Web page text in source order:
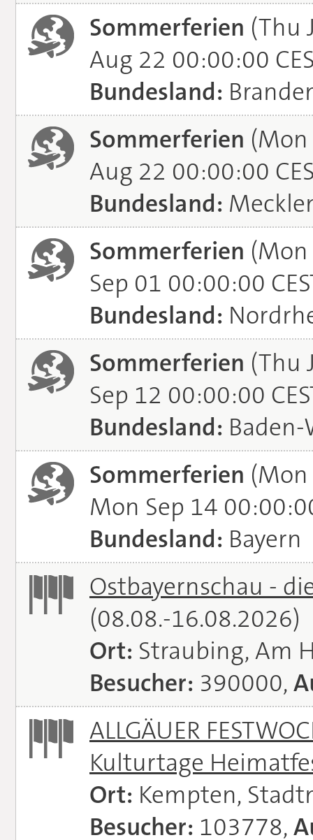
Sommerferien (Thu
Aug 22 00:00:00
Bundesland:
Sommerferien (Mon
Aug 22 00:00:00
Bundesland:
Sommerferien (Mon
Sep 01 00:00:00
Bundesland:
Sommerferien (Thu
Sep 12 00:00:00
Bundesland:
Sommerferien (Mon
Mon Sep 14
Bundesland: Bayern
Ostbayernschau -
(08.08.-16.08.2026)
Ort: Straubing, Am
Besucher: 390000,
ALLGÄUER
Kulturtage
Ort: Kempten,
Besucher: 103778,